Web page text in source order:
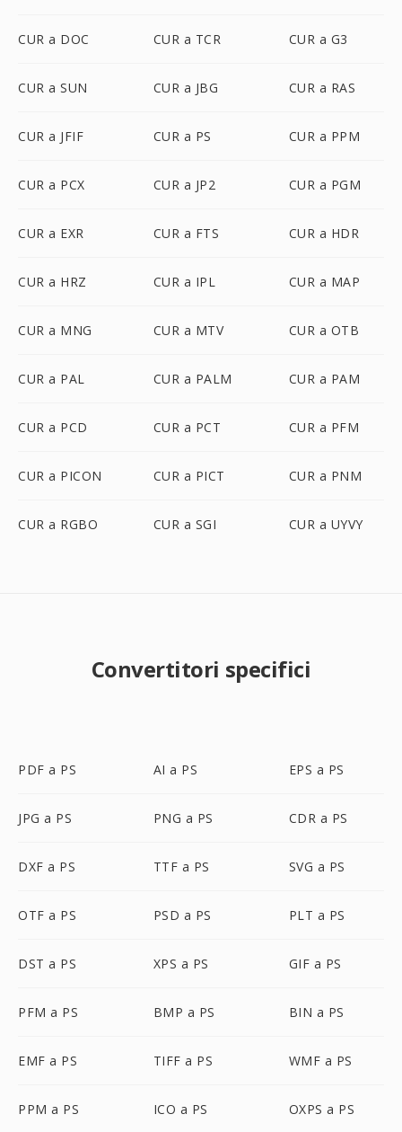
CUR a DOC CUR a TCR CUR a G3
CUR a SUN CUR a JBG CUR a RAS
CUR a JFIF CUR a PS CUR a PPM
CUR a PCX CUR a JP2 CUR a PGM
CUR a EXR CUR a FTS CUR a HDR
CUR a HRZ CUR a IPL CUR a MAP
CUR a MNG CUR a MTV CUR a OTB
CUR a PAL CUR a PALM CUR a PAM
CUR a PCD CUR a PCT CUR a PFM
CUR a PICON CUR a PICT CUR a PNM
CUR a RGBO CUR a SGI CUR a UYVY
Convertitori specifici
PDF a PS AI a PS EPS a PS
JPG a PS PNG a PS CDR a PS
DXF a PS TTF a PS SVG a PS
OTF a PS PSD a PS PLT a PS
DST a PS XPS a PS GIF a PS
PFM a PS BMP a PS BIN a PS
EMF a PS TIFF a PS WMF a PS
PPM a PS ICO a PS OXPS a PS